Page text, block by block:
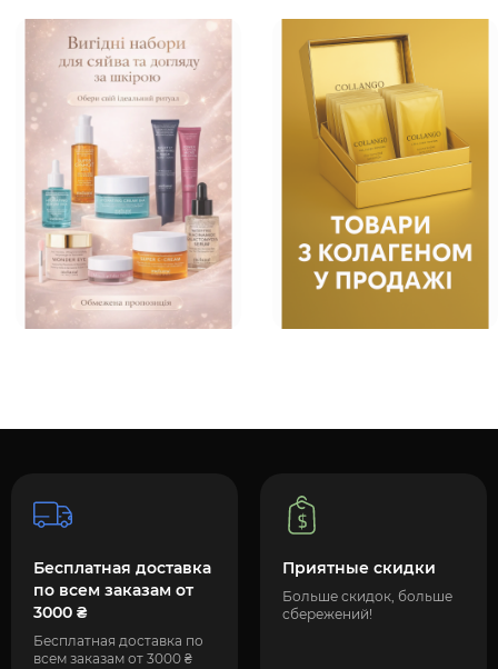
Бесплатная доставка
по всем заказам от
3000 ₴
Бесплатная доставка по
всем заказам от 3000 ₴
Приятные скидки
Больше скидок, больше
сбережений!